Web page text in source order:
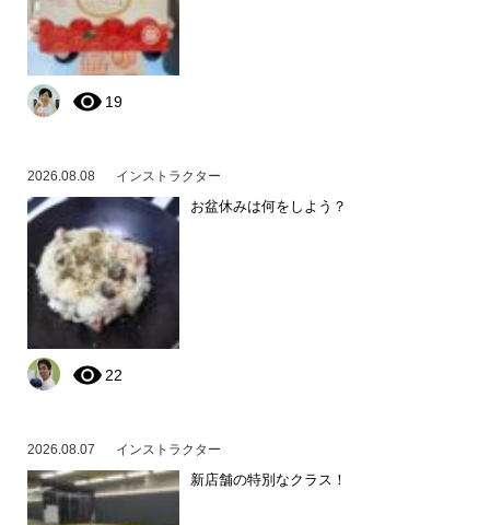
19
2026.08.08 インストラクター
お盆休みは何をしよう？
22
2026.08.07 インストラクター
新店舗の特別なクラス！